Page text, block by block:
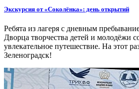
Экскурсия от «Соколёнка»: день открытий
Ребята из лагеря с дневным
Дворца творчества детей и молодёжи
увлекательное путешествие. На этот
Зеленоградск!